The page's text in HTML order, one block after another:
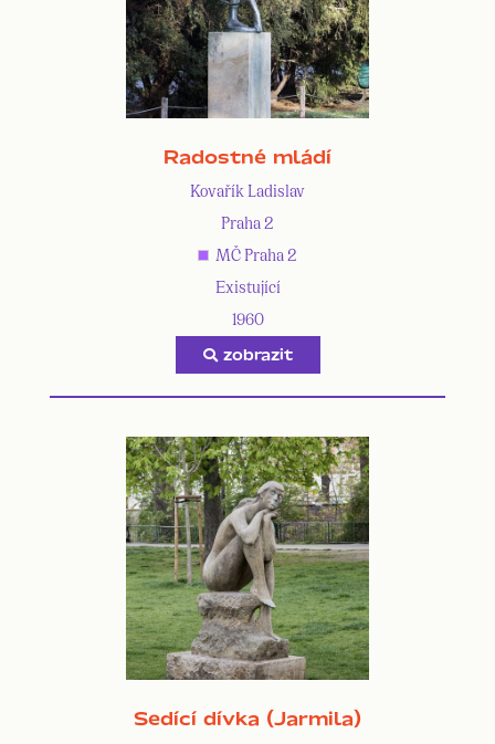
Radostné mládí
Kovařík Ladislav
Praha 2
MČ Praha 2
Existující
1960
zobrazit
Sedící dívka (Jarmila)